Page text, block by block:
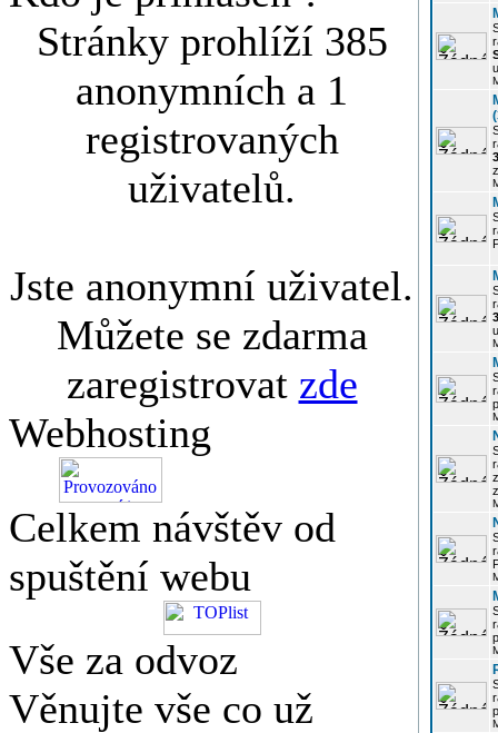
Stránky prohlíží 385
anonymních a 1
registrovaných
uživatelů.
Jste anonymní uživatel.
Můžete se zdarma
zaregistrovat zde
Webhosting
Celkem návštěv od
spuštění webu
Vše za odvoz
Věnujte vše co už